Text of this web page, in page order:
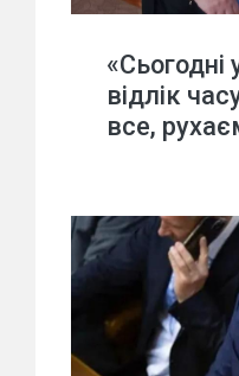
«Сьогодні
відлік
все,